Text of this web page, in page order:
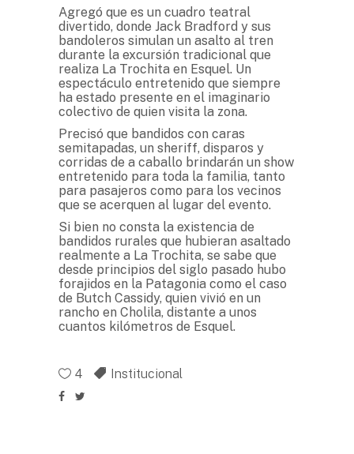
Agregó que es un cuadro teatral
divertido, donde Jack Bradford y sus
bandoleros simulan un asalto al tren
durante la excursión tradicional que
realiza La Trochita en Esquel. Un
espectáculo entretenido que siempre
ha estado presente en el imaginario
colectivo de quien visita la zona.
Precisó que bandidos con caras
semitapadas, un sheriff, disparos y
corridas de a caballo brindarán un show
entretenido para toda la familia, tanto
para pasajeros como para los vecinos
que se acerquen al lugar del evento.
Si bien no consta la existencia de
bandidos rurales que hubieran asaltado
realmente a La Trochita, se sabe que
desde principios del siglo pasado hubo
forajidos en la Patagonia como el caso
de Butch Cassidy, quien vivió en un
rancho en Cholila, distante a unos
cuantos kilómetros de Esquel.
4 Institucional